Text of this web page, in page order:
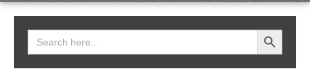
Search
for:
Search Button